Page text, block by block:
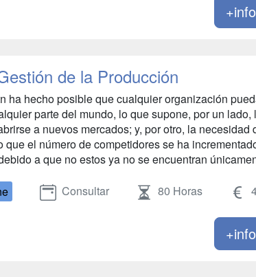
de la Producción
ha hecho posible que cualquier organización
parte del mundo, lo que supone, por un lado,
a nuevos mercados; y, por otro, la necesidad
que el número de competidores se ha
a que no estos ya no se encuentran
Consultar 80 Horas